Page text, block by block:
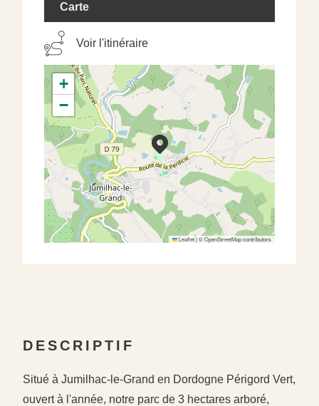
DESCRIPTIF
Situé à Jumilhac-le-Grand en Dordogne Périgord Vert,
ouvert à l'année, notre parc de 3 hectares arboré,
Carte
Voir l'itinéraire
+
−
Leaflet|©OpenStreetMapcontributors